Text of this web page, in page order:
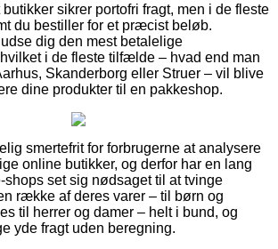
butikker sikrer portofri fragt, men i de fleste
du bestiller for et præcist beløb.
dig den mest betalelige
i de fleste tilfælde – hvad end man
Skanderborg eller Struer – vil blive
dine produkter til en pakkeshop.
smertefrit for forbrugerne at analysere
online butikker, og derfor har en lang
set sig nødsaget til at tvinge
række af deres varer – til børn og
til herrer og damer – helt i bund, og
yde fragt uden beregning.